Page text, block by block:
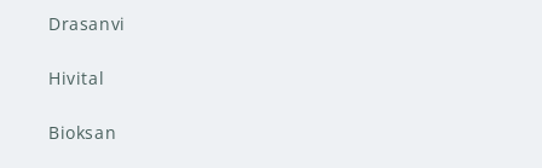
Drasanvi
Hivital
Bioksan